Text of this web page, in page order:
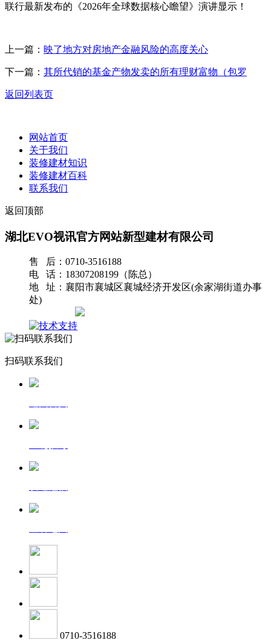
联行最新发布的《2026年全球数据核心瞻望》演讲显示！
上一篇： 映了地方对房地产金融风险的高度关心
下一篇： 其所代销的基金产物发卖的所有理财富物（包罗
返回列表页
网站首页
关于我们
装修建材知识
装修建材百科
联系我们
返回顶部
湖北EVO视讯官方网站新型建材有限公司
售 后：0710-3516188
电 话：18307208199（陈总）
地 址：襄阳市襄城区襄城经济开发区(余家湖街道办事
处)
扫码联系我们
0710-3516188